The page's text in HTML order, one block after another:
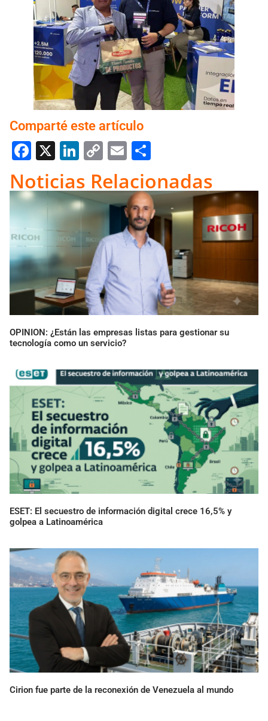
Comparté este artículo
Facebook
X LinkedIn
Copy
Link
Email
Noticias Relacionadas
OPINION: ¿Están las empresas listas para gestionar su
tecnología como un servicio?
ESET: El secuestro de información digital crece 16,5% y
golpea a Latinoamérica
Cirion fue parte de la reconexión de Venezuela al mundo